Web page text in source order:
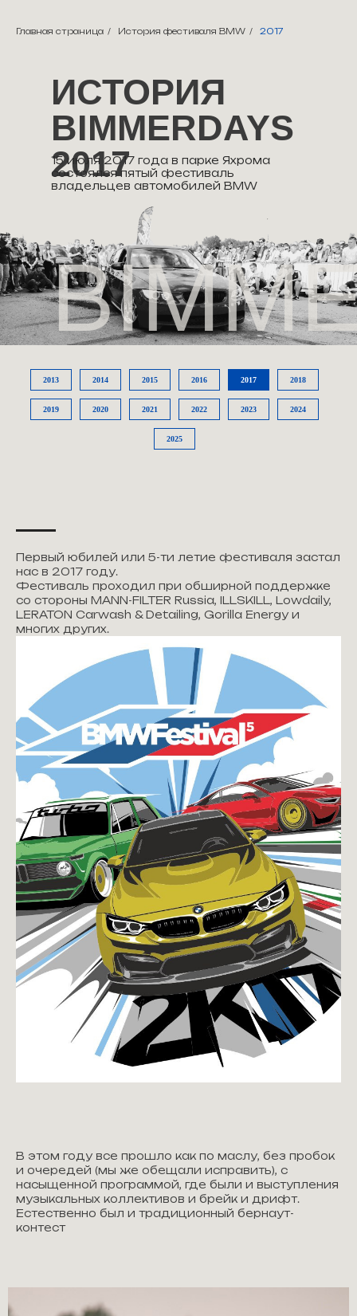
Главная страница / История фестиваля BMW / 2017
ИСТОРИЯ
BIMMERDAYS
2017
15 июля 2017 года в парке Яхрома
состоялся пятый фестиваль
владельцев автомобилей BMW
2013 2014 2015 2016 2017 2018
2019 2020 2021 2022 2023 2024
2025
Первый юбилей или 5-ти летие фестиваля застал
нас в 2017 году.
Фестиваль проходил при обширной поддержке
со стороны MANN-FILTER Russia, ILLSKILL, Lowdaily,
LERATON Carwash & Detailing, Gorilla Energy и
многих других.
В этом году все прошло как по маслу, без пробок
и очередей (мы же обещали исправить), с
насыщенной программой, где были и выступления
музыкальных коллективов и брейк и дрифт.
Естественно был и традиционный бернаут-
контест